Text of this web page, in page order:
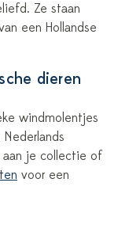
Ze staan
een Hollandse
dieren
windmolentjes
aan je collectie of
voor een